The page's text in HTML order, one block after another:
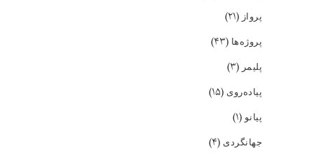
پرواز (۲۱)
پروژه‌ها (۴۳)
پلیمر (۳)
پیاده‌روی (۱۵)
پیانو(۱)
جهانگردی (۴)